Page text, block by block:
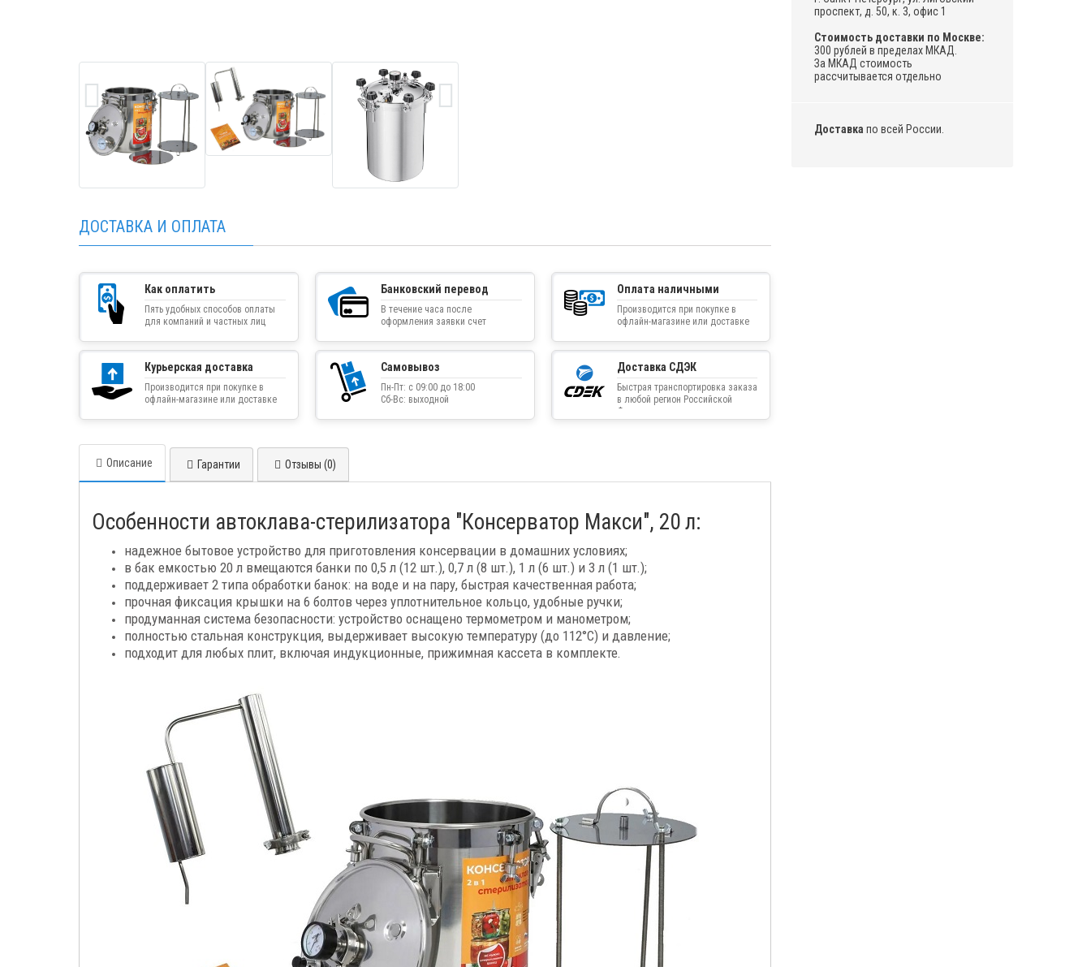
проспект, д. 50, к. 3, офис 1
Стоимость доставки по Москве:
300 рублей в пределах МКАД.
За МКАД стоимость
рассчитывается отдельно
Доставка по всей России.
ДОСТАВКА И ОПЛАТА
Как оплатить
Пять удобных способов оплаты
для компаний и частных лиц
Банковский перевод
В течение часа после
оформления заявки счет
электронную почту
Оплата наличными
Производится при покупке в
офлайн-магазине или доставке
Курьерская доставка
Производится при покупке в
офлайн-магазине или доставке
Самовывоз
Пн-Пт: с 09:00 до 18:00
Сб-Вс: выходной
Доставка СДЭК
Быстрая транспортировка заказа
в любой регион Российской
Федерации
Описание Гарантии Отзывы (0)
Особенности автоклава-стерилизатора "Консерватор Макси", 20 л:
надежное бытовое устройство для приготовления консервации в домашних условиях;
в бак емкостью 20 л вмещаются банки по 0,5 л (12 шт.), 0,7 л (8 шт.), 1 л (6 шт.) и 3 л (1 шт.);
поддерживает 2 типа обработки банок: на воде и на пару, быстрая качественная работа;
прочная фиксация крышки на 6 болтов через уплотнительное кольцо, удобные ручки;
продуманная система безопасности: устройство оснащено термометром и манометром;
полностью стальная конструкция, выдерживает высокую температуру (до 112°С) и давление;
подходит для любых плит, включая индукционные, прижимная кассета в комплекте.